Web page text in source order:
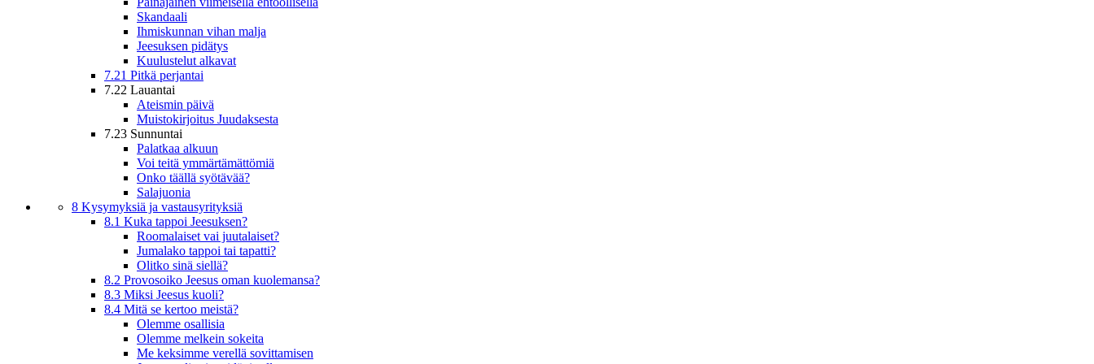
Skandaali
Ihmiskunnan vihan malja
Jeesuksen pidätys
Kuulustelut alkavat
7.21 Pitkä perjantai
7.22 Lauantai
Ateismin päivä
Muistokirjoitus Juudaksesta
7.23 Sunnuntai
Palatkaa alkuun
Voi teitä ymmärtämättömiä
Onko täällä syötävää?
Salajuonia
8 Kysymyksiä ja vastausyrityksiä
8.1 Kuka tappoi Jeesuksen?
Roomalaiset vai juutalaiset?
Jumalako tappoi tai tapatti?
Olitko sinä siellä?
8.2 Provosoiko Jeesus oman kuolemansa?
8.3 Miksi Jeesus kuoli?
8.4 Mitä se kertoo meistä?
Olemme osallisia
Olemme melkein sokeita
Me keksimme verellä sovittamisen